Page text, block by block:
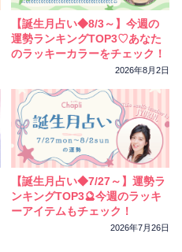
【誕生月占い◆8/3～】今週の
運勢ランキングTOP3♡あなた
のラッキーカラーをチェック！
2026年8月2日
【誕生月占い◆7/27～】運勢ラ
ンキングTOP3🔮今週のラッキ
ーアイテムもチェック！
2026年7月26日